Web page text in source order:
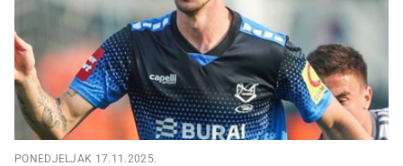
PONEDJELJAK 17.11.2025.